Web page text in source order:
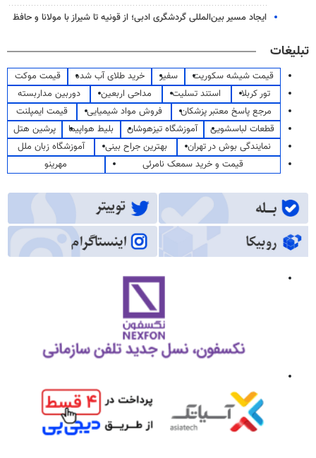
ایجاد مسیر بین‌المللی گردشگری ادبی؛ از قونیه تا شیراز با مولانا و حافظ
تبلیغات
قیمت شیشه سکوریت سفیر خرید طلای آب شده
قیمت موکت
تور کربلا
استند تسلیت مداحی اربعین
دوربین مداربسته
مرجع پاسخ معتبر پزشکان
فروش مواد شیمیایی
قیمت ایمپلنت
قطعات لباسشویی
آموزشگاه تیزهوشان بلیط هواپیما
پرشین هتل
نمایندگی بوش در تهران
بهترین جراح بینی
آموزشگاه زبان ملل
قیمت و خرید سمعک نامرئی
مهرینو